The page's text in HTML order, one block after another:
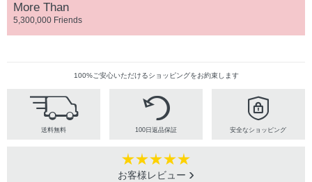
More Than
5,300,000 Friends
100%ご安心いただけるショッピングをお約束します
送料無料 100日返品保証 安全なショッピング
お客様レビュー